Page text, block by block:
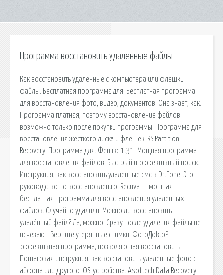
Программа восстановить удаленные файлы
Как восстановить удаленные с компьютера или флешки
файлы. Бесплатная программа для. Бесплатная программа
для восстановления фото, видео, документов. Она знает, как.
Программа платная, поэтому восстановление файлов
возможно только после покупки программы. Программа для
восстановления жесткого диска и флешек. RS Partition
Recovery. Программа для. Феникс 1.31. Мощная программа
для восстановления файлов. Быстрый и эффективный поиск.
Инструкция, как восстановить удаленные смс в Dr.Fone. Это
руководство по восстановлению. Recuva — мощная
бесплатная программа для восстановления удаленных
файлов. Случайно удалили. Можно ли восстановить
удалённый файл? Да, можно! Сразу после удаления файлы не
исчезают. Верните утерянные снимки! ФотоДoktoР -
эффективная программа, позволяющая восстановить.
Пошаговая инструкция, как восстановить удаленные фото с
айфона или другого iOS-устройства. Asoftech Data Recovery -